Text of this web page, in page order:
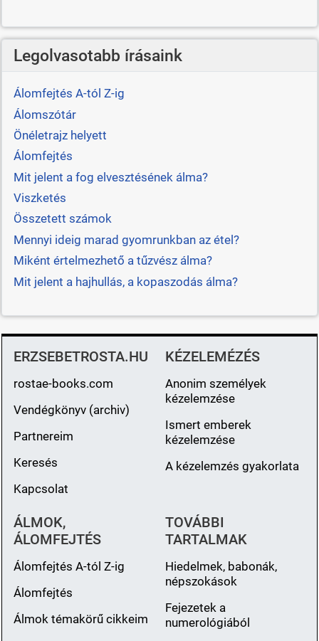
Legolvasotabb írásaink
Álomfejtés A-tól Z-ig
Álomszótár
Önéletrajz helyett
Álomfejtés
Mit jelent a fog elvesztésének álma?
Viszketés
Összetett számok
Mennyi ideig marad gyomrunkban az étel?
Miként értelmezhető a tűzvész álma?
Mit jelent a hajhullás, a kopaszodás álma?
ERZSEBETROSTA.HU
rostae-books.com
Vendégkönyv (archiv)
Partnereim
Keresés
Kapcsolat
KÉZELEMÉZÉS
Anonim személyek
kézelemzése
Ismert emberek
kézelemzése
A kézelemzés gyakorlata
ÁLMOK,
ÁLOMFEJTÉS
Álomfejtés A-tól Z-ig
Álomfejtés
Álmok témakörű cikkeim
TOVÁBBI
TARTALMAK
Hiedelmek, babonák,
népszokások
Fejezetek a
numerológiából